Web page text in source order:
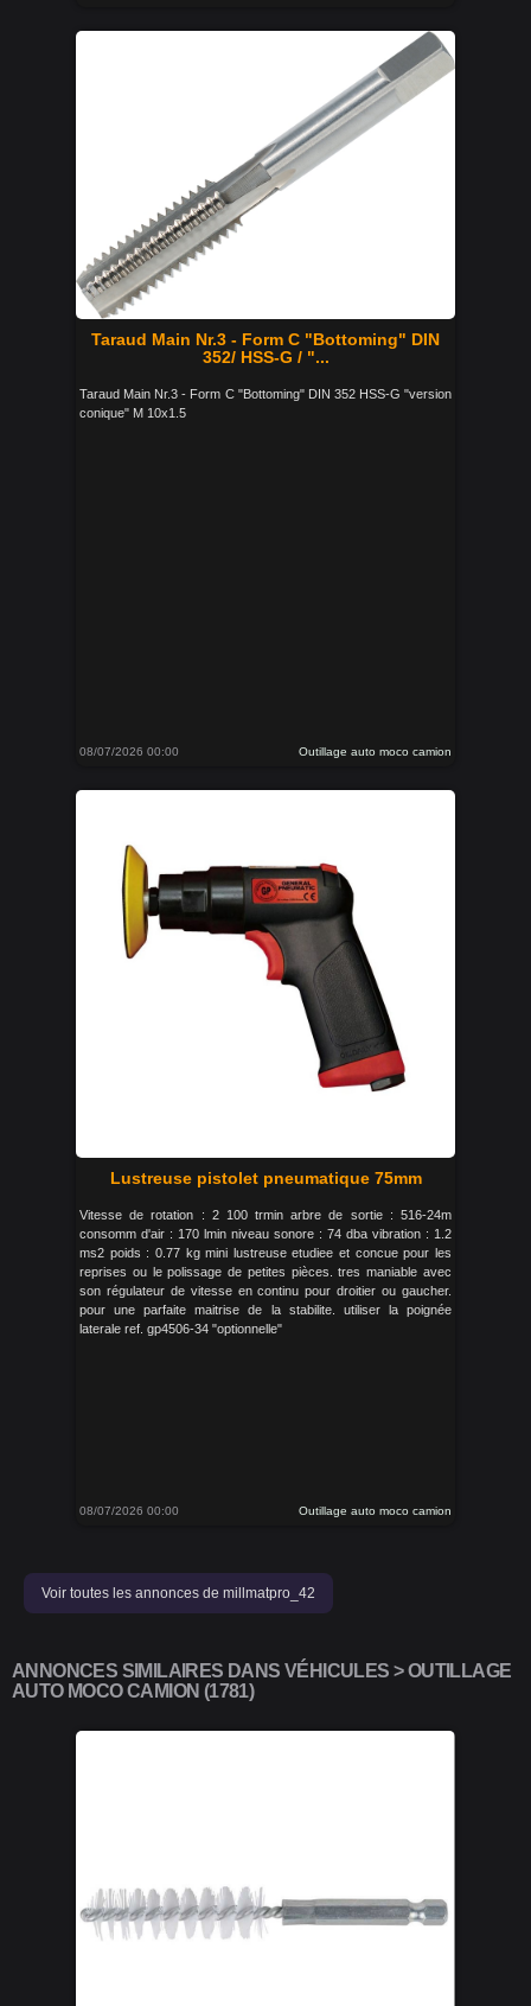
Taraud Main Nr.3 - Form C "Bottoming" DIN
352/ HSS-G / "...
Taraud Main Nr.3 - Form C "Bottoming" DIN 352 HSS-G "version
conique" M 10x1.5
08/07/2026 00:00 Outillage auto moco camion
Lustreuse pistolet pneumatique 75mm
Vitesse de rotation : 2 100 trmin arbre de sortie : 516-24m
consomm d'air : 170 lmin niveau sonore : 74 dba vibration : 1.2
ms2 poids : 0.77 kg mini lustreuse etudiee et concue pour les
reprises ou le polissage de petites pièces. tres maniable avec
son régulateur de vitesse en continu pour droitier ou gaucher.
pour une parfaite maitrise de la stabilite. utiliser la poignée
laterale ref. gp4506-34 "optionnelle"
08/07/2026 00:00 Outillage auto moco camion
Voir toutes les annonces de millmatpro_42
ANNONCES SIMILAIRES DANS VÉHICULES > OUTILLAGE
AUTO MOCO CAMION (1781)